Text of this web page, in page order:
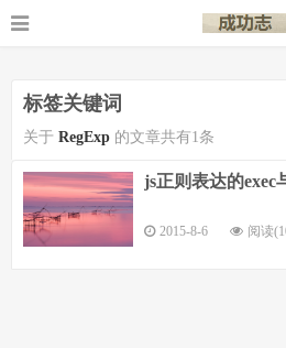
标签关键词
关于 RegExp 的文章共有1条
js正则表达的exec
2015-8-6 阅读